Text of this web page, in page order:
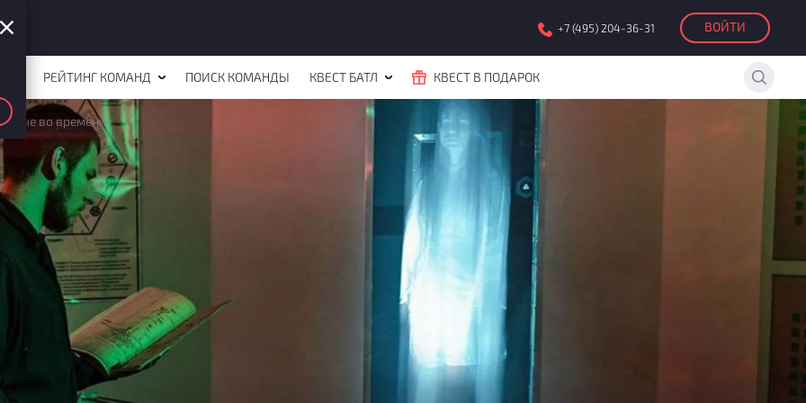
+7 (495) 204-36-31 ВОЙТИ
РЕЙТИНГ КОМАНД ПОИСК КОМАНДЫ КВЕСТ БАТЛ КВЕСТ В ПОДАРОК
во времени